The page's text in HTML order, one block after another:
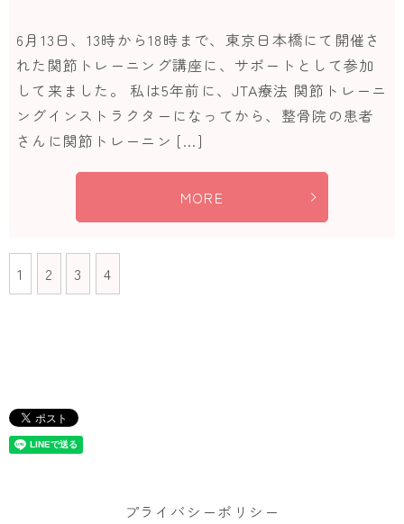
6月13日、13時から18時まで、東京日本橋にて開催さ
れた関節トレーニング講座に、サポートとして参加
して来ました。 私は5年前に、JTA療法 関節トレーニ
ングインストラクターになってから、整骨院の患者
さんに関節トレーニン […]
MORE
1 2 3 4
プライバシーポリシー